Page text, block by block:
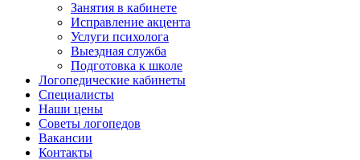
Занятия в кабинете
Исправление акцента
Услуги психолога
Выездная служба
Подготовка к школе
Логопедические кабинеты
Специалисты
Наши цены
Советы логопедов
Вакансии
Контакты